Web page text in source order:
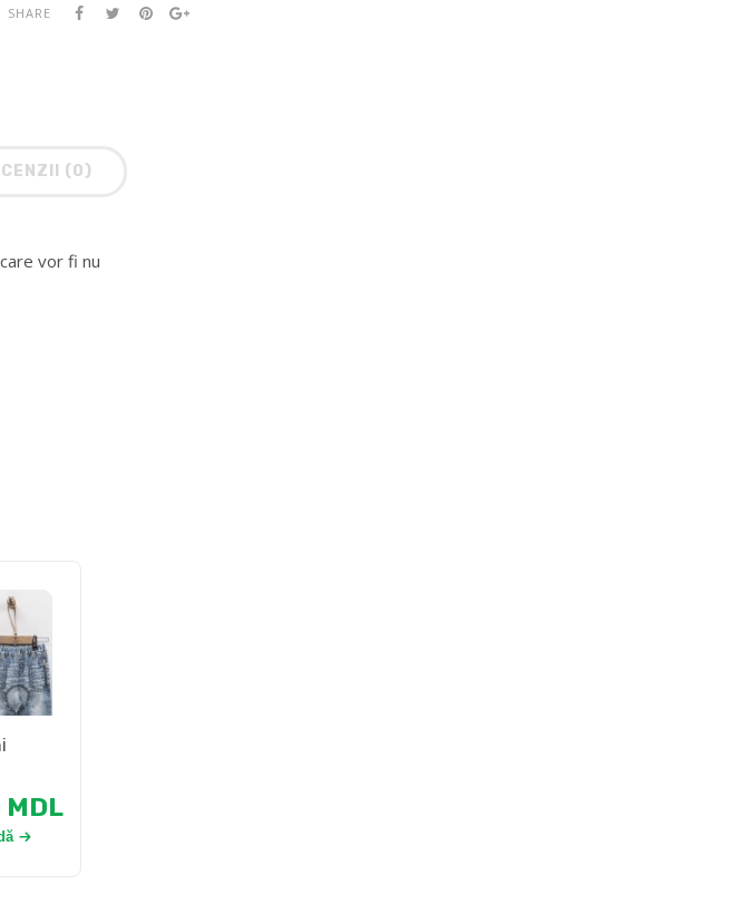
SHARE
(0)
vor fi nu
MDL